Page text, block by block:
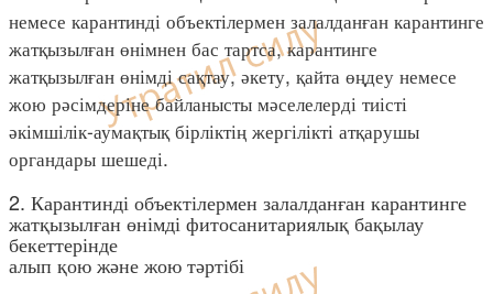
немесе карантинді объектілермен залалданған карантинге
жатқызылған өнімнен бас тартса, карантинге
жатқызылған өнімді сақтау, әкету, қайта өңдеу немесе
жою рәсімдеріне байланысты мәселелерді тиісті
әкімшілік-аумақтық бірліктің жергілікті атқарушы
органдары шешеді.
2. Карантинді объектілермен залалданған карантинге
жатқызылған өнімді фитосанитариялық бақылау
бекеттерінде
алып қою және жою тәртібі